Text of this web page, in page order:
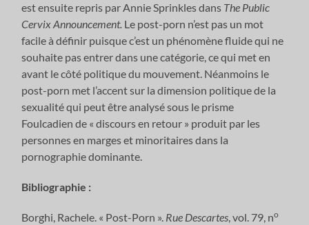
est ensuite repris par Annie Sprinkles dans The Public
Cervix Announcement. Le post-porn n’est pas un mot
facile à définir puisque c’est un phénomène fluide qui ne
souhaite pas entrer dans une catégorie, ce qui met en
avant le côté politique du mouvement. Néanmoins le
post-porn met l’accent sur la dimension politique de la
sexualité qui peut être analysé sous le prisme
Foulcadien de « discours en retour » produit par les
personnes en marges et minoritaires dans la
pornographie dominante.
Bibliographie :
Borghi, Rachele. « Post-Porn ». Rue Descartes, vol. 79, no